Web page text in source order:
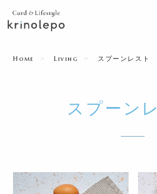
Home Living スプーンレスト
スプーン